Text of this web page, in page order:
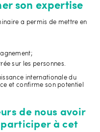
son expertise
a permis de mettre en
sur les personnes.
internationale du
et confirme son potentiel
de nous avoir
participer à cet